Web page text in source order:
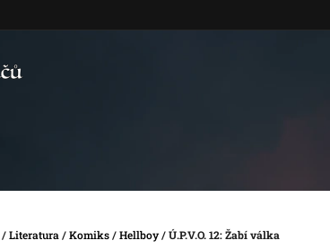
/Literatura/Komiks/Hellboy/Ú.P.V.O. 12: Žabí válka